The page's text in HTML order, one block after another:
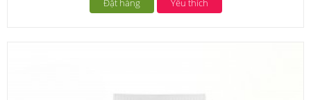
Đặt hàng Yêu thích